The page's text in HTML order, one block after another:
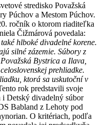
stredisko Považská
Púchov a Mestom Púchov.
ročník o ktorom riaditeľka
Čižmárová povedala:
hlboké divadelné korene.
silné zázemie. Súbory z
Bystrica a Ilava,
prehliadke.
ktorá sa uskutoční v
rok predstavili svoje
i Detský divadelný súbor
Babland z Lehoty pod
O kritériach, podľa